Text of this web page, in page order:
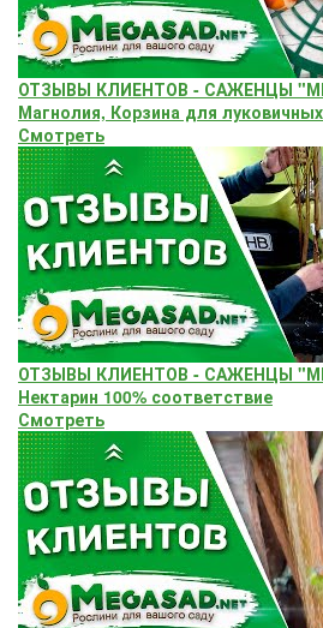
ОТЗЫВЫ КЛИЕНТОВ - САЖЕНЦЫ
Магнолия, Корзина для
Смотреть
ОТЗЫВЫ КЛИЕНТОВ - САЖЕНЦЫ
Нектарин 100% соответствие
Смотреть